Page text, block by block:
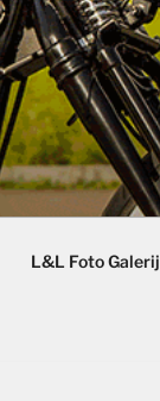
L&L Foto Galerij